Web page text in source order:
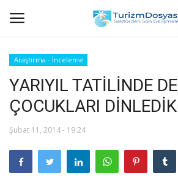
Anasayfa
Bize Ulaşın
Halil ÖNCÜ kimdir?
Araştırma - İnceleme
YARIYIL TATİLİNDE DE
ÇOCUKLARI DİNLEDİK
Şubat 11, 2014 - 19:24